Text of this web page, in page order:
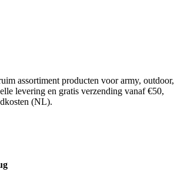
assortiment producten voor army, outdoor,
levering en gratis verzending vanaf €50,
(NL).